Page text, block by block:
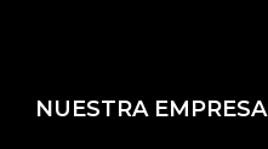
NUESTRA EMPRESA